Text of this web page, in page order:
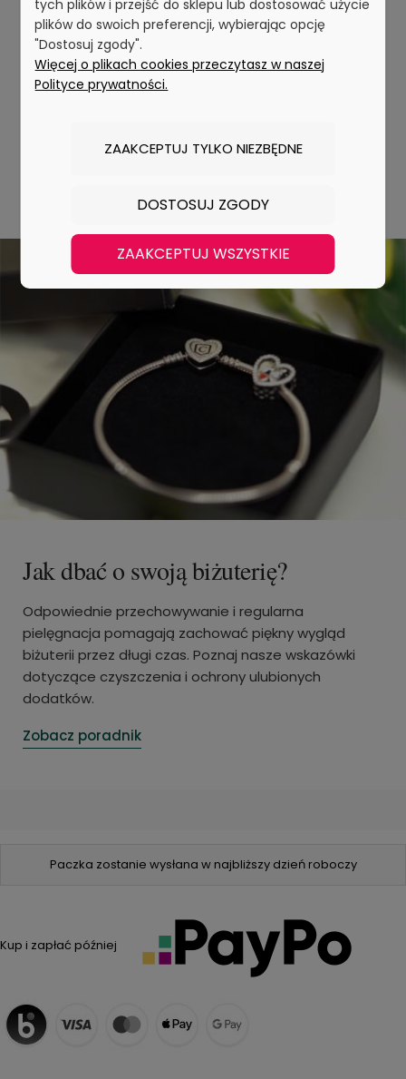
Wyjątkowy prezent dla bliskiej
osoby
który pozostaje z obdarowaną osobą na długo.
Jak dbać o swoją biżuterię?
Odpowiednie przechowywanie i regularna
pielęgnacja pomagają zachować piękny wygląd
biżuterii przez długi czas. Poznaj nasze wskazówki
dotyczące czyszczenia i ochrony ulubionych
dodatków.
Zobacz poradnik
Paczka zostanie wysłana w najbliższy dzień roboczy
Kup i zapłać później
tych plików i przejść do sklepu lub dostosować użycie
plików do swoich preferencji, wybierając opcję
"Dostosuj zgody".
Więcej o plikach cookies przeczytasz w naszej
Polityce prywatności.
ZAAKCEPTUJ TYLKO NIEZBĘDNE
DOSTOSUJ ZGODY
ZAAKCEPTUJ WSZYSTKIE